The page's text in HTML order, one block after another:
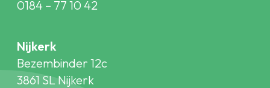
0184 – 77 10 42
Nijkerk
Bezembinder 12c
3861 SL Nijkerk